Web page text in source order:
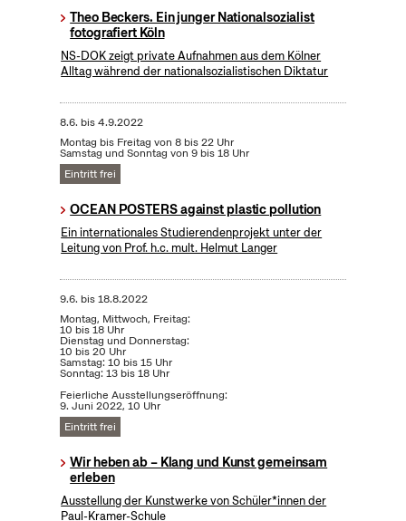
Theo Beckers. Ein junger Nationalsozialist
fotografiert Köln
NS-DOK zeigt private Aufnahmen aus dem Kölner
Alltag während der nationalsozialistischen Diktatur
8.6. bis4.9.2022
Montag bis Freitag von 8 bis 22 Uhr
Samstag und Sonntag von 9 bis 18 Uhr
Eintritt frei
OCEAN POSTERS against plastic pollution
Ein internationales Studierendenprojekt unter der
Leitung von Prof. h.c. mult. Helmut Langer
9.6. bis18.8.2022
Montag, Mittwoch, Freitag:
10 bis 18 Uhr
Dienstag und Donnerstag:
10 bis 20 Uhr
Samstag: 10 bis 15 Uhr
Sonntag: 13 bis 18 Uhr
Feierliche Ausstellungseröffnung:
9. Juni 2022, 10 Uhr
Eintritt frei
Wir heben ab – Klang und Kunst gemeinsam
erleben
Ausstellung der Kunstwerke von Schüler*innen der
Paul-Kramer-Schule